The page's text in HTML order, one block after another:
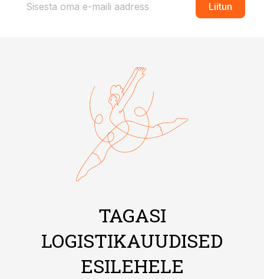
Liitun
TAGASI
LOGISTIKAUUDISED
ESILEHELE